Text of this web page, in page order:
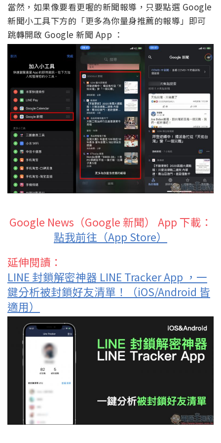
當然，如果像要看更喔的新聞報導，只要點選 Google
新聞小工具下方的「更多為你量身推薦的報導」即可
跳轉開啟 Google 新聞 App ：
Google News（Google 新聞） App 下載：
點我前往（App Store）
延伸閱讀：
LINE 封鎖解密神器 LINE Tracker App ，一
鍵分析被封鎖好友清單！（iOS/Android 皆
適用）